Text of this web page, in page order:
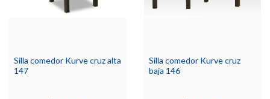
Silla comedor Kurve cruz alta
147
Silla comedor Kurve cruz
baja 146